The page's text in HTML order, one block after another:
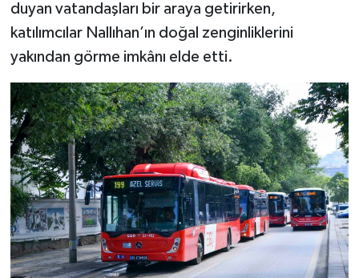
duyan vatandaşları bir araya getirirken,
katılımcılar Nallıhan’ın doğal zenginliklerini
yakından görme imkânı elde etti.